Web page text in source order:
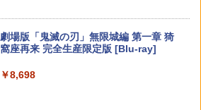
【特典】進撃の巨人3 Switch2版(【早
期購入封入特典】DLC)
【特典】Starsand Island（スターサン
￥2,480
【中古】【Blu−ray】交響詩篇エウレカ
産 ブックレット付 / 京田知己【監督】
￥9,000
ニンテンドープリペイド番号 5000円|オ
ンラインコード版
【純正品】DualSense ワイヤレスコン
【国内正規品】Thrustmaster スラスト
S5、PS5 Pro、Xbox One、Xbox Serie
劇場版「鬼滅の刃」無限城編 第一章 猗
窩座再来 完全生産限定版 [Blu-ray]
￥8,698